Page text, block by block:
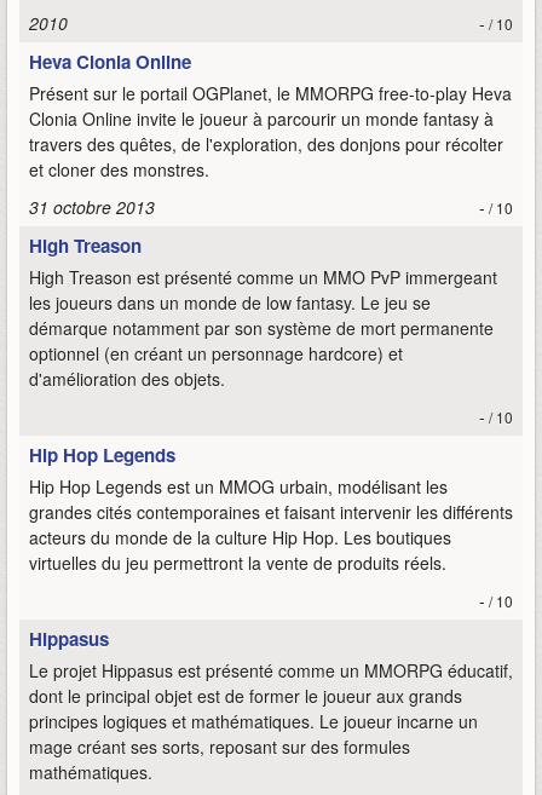
2010
- / 10
Heva Clonia Online
Présent sur le portail OGPlanet, le MMORPG free-to-play Heva
Clonia Online invite le joueur à parcourir un monde fantasy à
travers des quêtes, de l'exploration, des donjons pour récolter
et cloner des monstres.
31 octobre 2013
- / 10
High Treason
High Treason est présenté comme un MMO PvP immergeant
les joueurs dans un monde de low fantasy. Le jeu se
démarque notamment par son système de mort permanente
optionnel (en créant un personnage hardcore) et
d'amélioration des objets.
- / 10
Hip Hop Legends
Hip Hop Legends est un MMOG urbain, modélisant les
grandes cités contemporaines et faisant intervenir les différents
acteurs du monde de la culture Hip Hop. Les boutiques
virtuelles du jeu permettront la vente de produits réels.
- / 10
Hippasus
Le projet Hippasus est présenté comme un MMORPG éducatif,
dont le principal objet est de former le joueur aux grands
principes logiques et mathématiques. Le joueur incarne un
mage créant ses sorts, reposant sur des formules
mathématiques.